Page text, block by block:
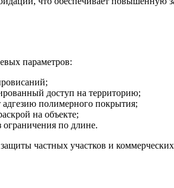
параметров:
доступ на территорию;
полимерного покрытия;
на объекте;
по длине.
частных участков и